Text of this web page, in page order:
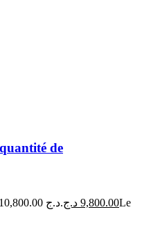
de
Le prix initial était : 10,800.00 د.ج. 9,800.00 د.ج
Le